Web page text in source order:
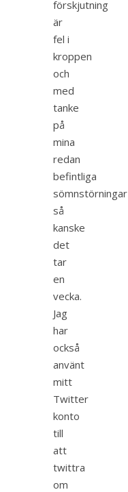
förskjutning
är
fel i
kroppen
och
med
tanke
på
mina
redan
befintliga
sömnstörningar
så
kanske
det
tar
en
vecka.
Jag
har
också
använt
mitt
Twitter
konto
till
att
twittra
om